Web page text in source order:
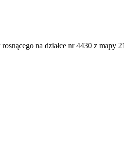
na działce nr 4430 z mapy